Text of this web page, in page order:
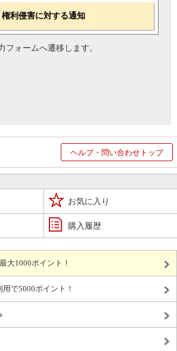
権利侵害に対する通知
フォームへ遷移します。
ヘルプ・問い合わせトップ
お気に入り
購入履歴
大1000ポイント！
で5000ポイント！